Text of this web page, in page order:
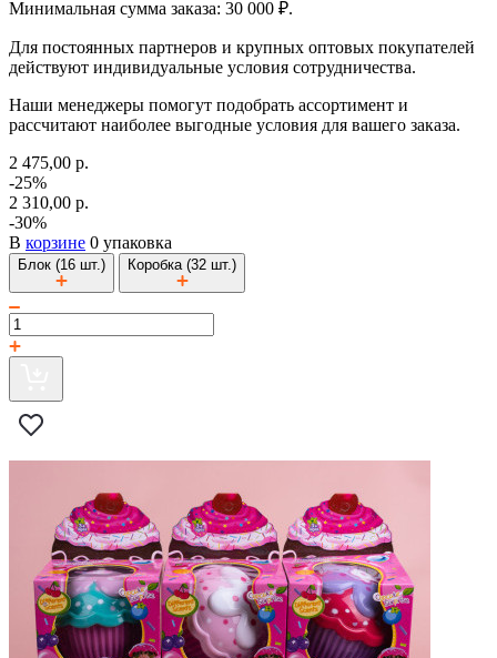
Минимальная сумма заказа: 30 000 ₽.
Для постоянных партнеров и крупных оптовых покупателей
действуют индивидуальные условия сотрудничества.
Наши менеджеры помогут подобрать ассортимент и
рассчитают наиболее выгодные условия для вашего заказа.
2 475,00 р.
-25%
2 310,00 р.
-30%
В корзине 0 упаковка
Блок (16 шт.) Коробка (32 шт.)